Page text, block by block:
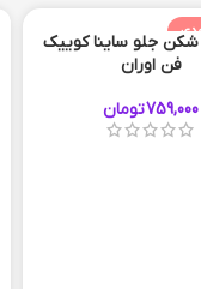
جلو ساینا کوییک
فن اوران
759,000تومان